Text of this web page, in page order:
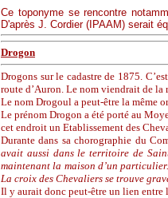
Ce toponyme se rencontre
D'après J. Cordier (IPAAM) serait
Drogon
Drogons sur le cadastre de 1875.
route d’Auron. Le nom viendrait de
Le nom Drogoul a peut-être la même
Le prénom Drogon a été porté au
cet endroit un Etablissement des
Durante dans sa chorographie du
avait aussi dans le territoire de
maintenant la maison d’un
La croix des Chevaliers se trouve
Il y aurait donc peut-être un lien entre